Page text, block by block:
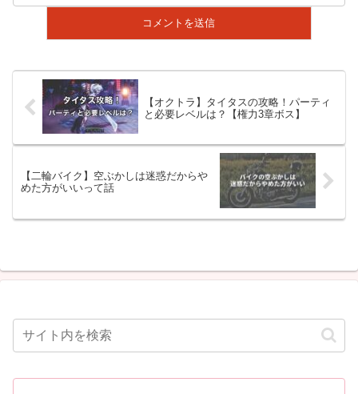
【オクトラ】タイタスの攻略！パーティ
と必要レベルは？【権力3章ボス】
【二輪バイク】空ぶかしは迷惑だからや
めた方がいいって話